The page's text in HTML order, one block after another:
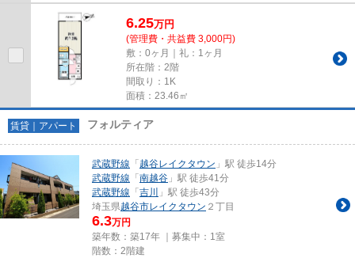
6.25万円
(管理費・共益費 3,000円)
敷：0ヶ月｜礼：1ヶ月
所在階：2階
間取り：1K
面積：23.46㎡
賃貸｜アパート フォルティア
武蔵野線 「 越谷レイクタウン 」駅 徒歩14分
武蔵野線 「 南越谷 」駅 徒歩41分
武蔵野線 「 吉川
」駅 徒歩43分
埼玉県越谷市レイクタウン ２丁目
6.3万円
築年数：築17年 ｜募集中： 1室
階数：2階建